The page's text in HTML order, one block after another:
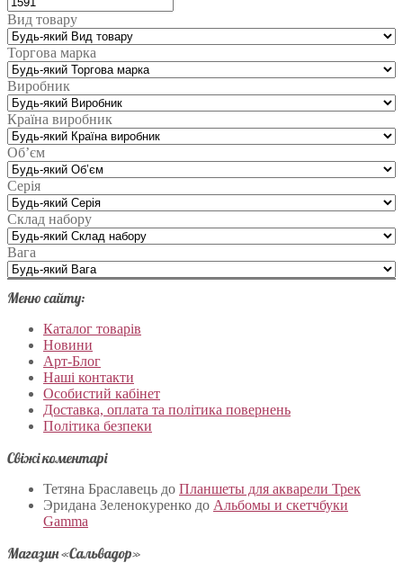
Вид товару
Торгова марка
Виробник
Країна виробник
Об’єм
Серія
Склад набору
Вага
Меню сайту:
Каталог товарів
Новини
Арт-Блог
Наші контакти
Особистий кабінет
Доставка, оплата та політика повернень
Політика безпеки
Свіжі коментарі
Тетяна Браславець до Планшеты для акварели Трек
Эридана Зеленокуренко до Альбомы и скетчбуки
Gamma
Магазин «Сальвадор»